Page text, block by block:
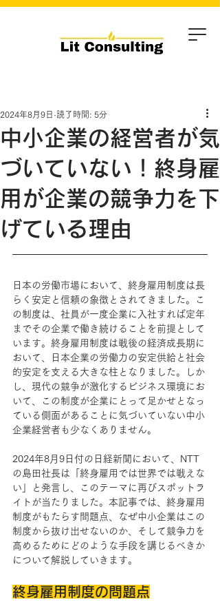
中小企業の経営者が気
づいていない！終身雇
用が企業の競争力を下
げている理由
2024年8月9日 読了時間: 5分
日本の労働市場において、終身雇用制度は長
らく安定と信頼の象徴とされてきました。こ
の制度は、社員が一度企業に入社すれば定年
までその企業で働き続けることを前提として
います。終身雇用制度は戦後の経済成長期に
おいて、日本企業の労働力の安定供給と社会
的安定を支える大きな柱となりました。しか
し、現代の競争が激化するビジネス環境にお
いて、この制度が企業にとって足かせとなっ
ている側面があることに気づいていない中小
企業経営者も少なくありません。
2024年8月9日付の日経新聞において、NTT
の島田社長は「終身雇用では世界では戦えな
い」と発言し、このテーマに再びスポットラ
イトが当たりました。本記事では、終身雇用
制度がもたらす問題点、なぜ中小企業はこの
制度から抜け出せないのか、そして競争力を
高めるためにどのような手段を講じるべきか
について解説していきます。
終身雇用制度の問題点